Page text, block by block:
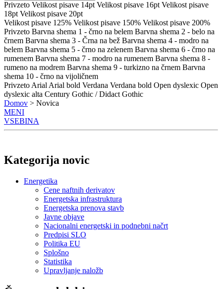
Privzeto Velikost pisave 14pt Velikost pisave 16pt Velikost pisave
18pt Velikost pisave 20pt
Velikost pisave 125% Velikost pisave 150% Velikost pisave 200%
Privzeto Barvna shema 1 - črno na belem Barvna shema 2 - belo na
črnem Barvna shema 3 - Črna na bež Barvna shema 4 - modro na
belem Barvna shema 5 - črno na zelenem Barvna shema 6 - črno na
rumenem Barvna shema 7 - modro na rumenem Barvna shema 8 -
rumeno na modrem Barvna shema 9 - turkizno na črnem Barvna
shema 10 - črno na vijoličnem
Privzeto Arial Arial bold Verdana Verdana bold Open dyslexic Open
dyslexic alta Century Gothic / Didact Gothic
Domov > Novica
MENI
VSEBINA
Kategorija novic
Energetika
Cene naftnih derivatov
Energetska infrastruktura
Energetska prenova stavb
Javne objave
Nacionalni energetski in podnebni načrt
Predpisi SLO
Politika EU
Splošno
Statistika
Upravljanje naložb